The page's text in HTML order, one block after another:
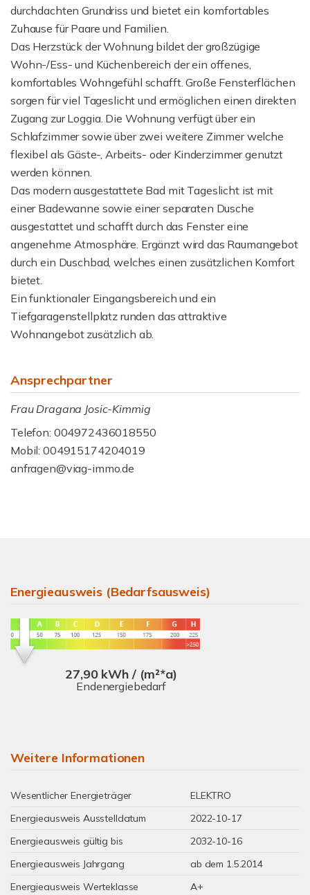
durchdachten Grundriss und bietet ein komfortables
Zuhause für Paare und Familien.
Das Herzstück der Wohnung bildet der großzügige
Wohn-/Ess- und Küchenbereich der ein offenes,
komfortables Wohngefühl schafft. Große Fensterflächen
sorgen für viel Tageslicht und ermöglichen einen direkten
Zugang zur Loggia. Die Wohnung verfügt über ein
Schlafzimmer sowie über zwei weitere Zimmer welche
flexibel als Gäste-, Arbeits- oder Kinderzimmer genutzt
werden können.
Das modern ausgestattete Bad mit Tageslicht ist mit
einer Badewanne sowie einer separaten Dusche
ausgestattet und schafft durch das Fenster eine
angenehme Atmosphäre. Ergänzt wird das Raumangebot
durch ein Duschbad, welches einen zusätzlichen Komfort
bietet.
Ein funktionaler Eingangsbereich und ein
Tiefgaragenstellplatz runden das attraktive
Wohnangebot zusätzlich ab.
Ansprechpartner
Frau Dragana Josic-Kimmig
Telefon: 004972436018550
Mobil: 004915174204019
anfragen@viag-immo.de
Energieausweis (Bedarfsausweis)
27,90 kWh / (m²*a)
Endenergiebedarf
Weitere Informationen
Wesentlicher Energieträger
ELEKTRO
Energieausweis Ausstelldatum
2022-10-17
Energieausweis gültig bis
2032-10-16
Energieausweis Jahrgang
ab dem 1.5.2014
Energieausweis Werteklasse
A+